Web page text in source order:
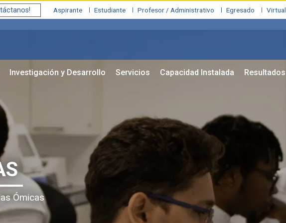
Aspirante Estudiante Profesor / Administrativo Egresado Virtual
Investigación y Desarrollo Servicios Capacidad Instalada Resultados
Ómicas